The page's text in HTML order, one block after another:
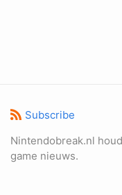
Subscribe
Nintendobreak.nl
game nieuws.